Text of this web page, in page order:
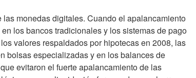
monedas digitales. Cuando el apalancamiento
los bancos tradicionales y los sistemas de pago
valores respaldados por hipotecas en 2008, las
bolsas especializadas y en los balances de
evitaron el fuerte apalancamiento de las